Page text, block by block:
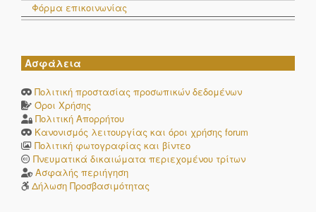
Φόρμα επικοινωνίας
Ασφάλεια
Πολιτική προστασίας προσωπικών δεδομένων
Όροι Χρήσης
Πολιτική Απορρήτου
Κανονισμός λειτουργίας και όροι χρήσης forum
Πολιτική φωτογραφίας και βίντεο
Πνευματικά δικαιώματα περιεχομένου τρίτων
Ασφαλής περιήγηση
Δήλωση Προσβασιμότητας